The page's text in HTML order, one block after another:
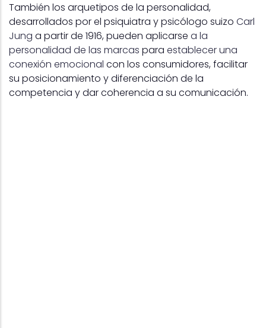
También los arquetipos de la personalidad,
desarrollados por el psiquiatra y psicólogo suizo Carl
Jung a partir de 1916, pueden aplicarse a la
personalidad de las marcas para establecer una
conexión emocional con los consumidores, facilitar
su posicionamiento y diferenciación de la
competencia y dar coherencia a su comunicación.